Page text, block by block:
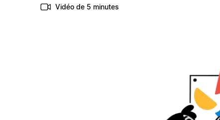
Vidéo de 5 minutes